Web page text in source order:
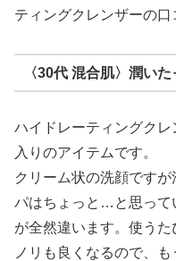
ティングクレンザーの口
〈30代 混合肌〉潤い
ハイドレーティングク
入りのアイテムです。
クリーム状の洗顔です
パはちょっと…と思って
が全然違います。使う
ノリも良くなるので、